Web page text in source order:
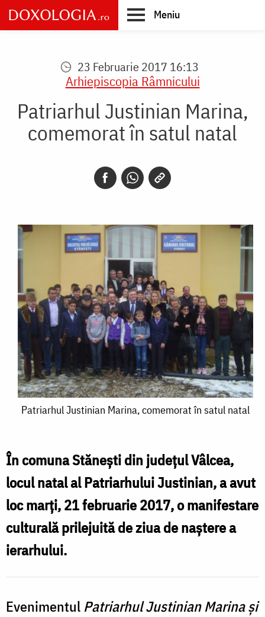
Skip
to
main
Meniu
23 Februarie 2017 16:13
Arhiepiscopia Râmnicului
Patriarhul Justinian Marina,
comemorat în satul natal
Patriarhul
comemorat
în
satul
natal
Patriarhul Justinian Marina, comemorat în satul natal
În comuna Stănești din județul Vâlcea,
locul natal al Patriarhului Justinian, a avut
loc marți, 21 februarie 2017, o manifestare
culturală prilejuită de ziua de naștere a
ierarhului.
Evenimentul Patriarhul Justinian Marina şi